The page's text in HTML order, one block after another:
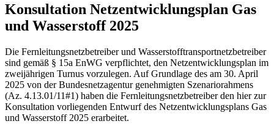
Konsultation Netzentwicklungsplan Gas
und Wasserstoff 2025
Die Fernleitungsnetzbetreiber und Wasserstofftransportnetzbetreiber
sind gemäß § 15a EnWG verpflichtet, den Netzentwicklungsplan im
zweijährigen Turnus vorzulegen. Auf Grundlage des am 30. April
2025 von der Bundesnetzagentur genehmigten Szenariorahmens
(Az. 4.13.01/11#1) haben die Fernleitungsnetzbetreiber den hier zur
Konsultation vorliegenden Entwurf des Netzentwicklungsplans Gas
und Wasserstoff 2025 erarbeitet.